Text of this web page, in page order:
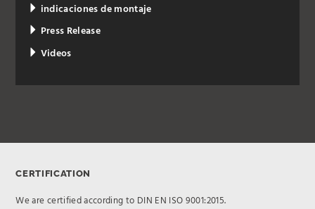
indicaciones de montaje
Press Release
Videos
CERTIFICATION
We are certified according to DIN EN ISO 9001:2015.